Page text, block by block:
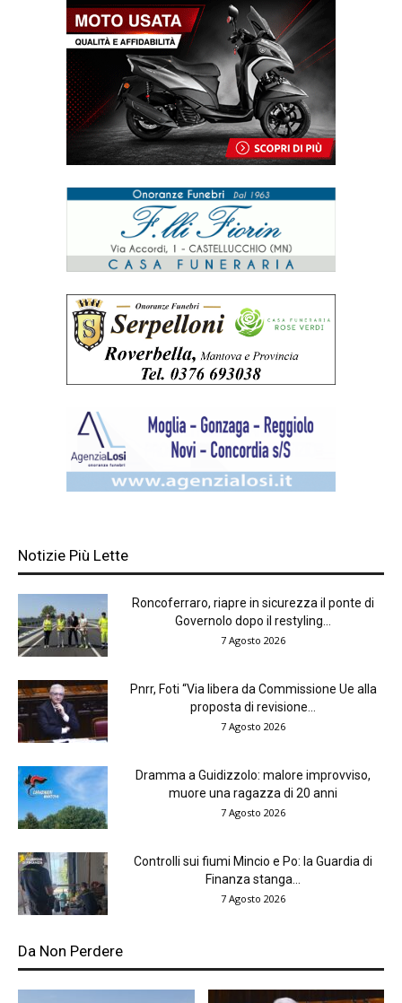
Notizie Più Lette
Roncoferraro, riapre in sicurezza il ponte di
Governolo dopo il restyling...
7 Agosto 2026
Pnrr, Foti “Via libera da Commissione Ue alla
proposta di revisione...
7 Agosto 2026
Dramma a Guidizzolo: malore improvviso,
muore una ragazza di 20 anni
7 Agosto 2026
Controlli sui fiumi Mincio e Po: la Guardia di
Finanza stanga...
7 Agosto 2026
Da Non Perdere